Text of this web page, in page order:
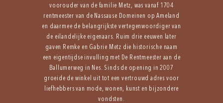
voorouder van de familie Metz, was vanaf 1704
rentmeester van de Nassause Domeinen op Ameland
en daarmee de belangrijkste vertegenwoordiger van
de eilandelijke eigenaars. Ruim drie eeuwen later
gaven Remke en Gabrie Metz die historische naam
een eigentijdse invulling met De Rentmeester aan de
Ballumerweg in Nes. Sinds de opening in 2007
groeide de winkel uit tot een vertrouwd adres voor
liefhebbers van mode, wonen, kunst en bijzondere
vondsten.